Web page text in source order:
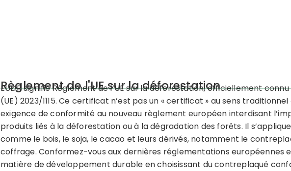
Règlement de l'UE sur la déforestation
EUDR signifie Règlement de l’UE sur la déforestation, officiellement
(UE) 2023/1115. Ce certificat n’est pas un « certificat » au sens
exigence de conformité au nouveau règlement européen interdisant
produits liés à la déforestation ou à la dégradation des forêts. Il
comme le bois, le soja, le cacao et leurs dérivés, notamment le
coffrage. Conformez-vous aux dernières réglementations européennes
matière de développement durable en choisissant du contreplaqué